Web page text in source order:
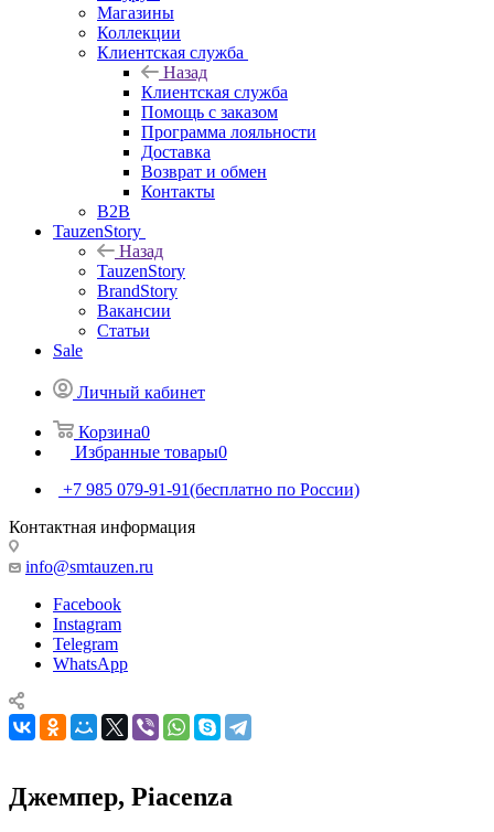
Магазины
Коллекции
Клиентская служба
Назад
Клиентская служба
Помощь с заказом
Программа лояльности
Доставка
Возврат и обмен
Контакты
B2B
TauzenStory
Назад
TauzenStory
BrandStory
Вакансии
Статьи
Sale
Личный кабинет
Корзина0
Избранные товары0
+7 985 079-91-91(бесплатно по России)
Контактная информация
info@smtauzen.ru
Facebook
Instagram
Telegram
WhatsApp
Джемпер, Piacenza